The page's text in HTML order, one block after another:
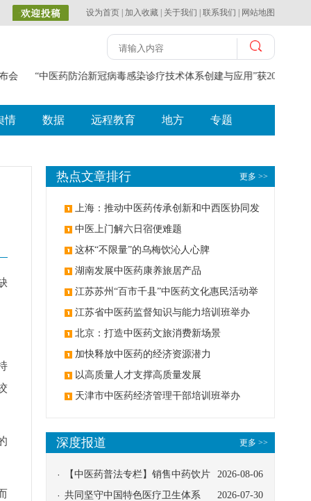
设为首页 加入收藏 关于我们 联系我们 网站地图
会 “中医药防治新冠病毒感染诊疗技术体系创建与应用”获2023年度
情 数据 远程教育 地方 专题
更多 >>
热点文章排行
上海：推动中医药传承创新和中西医协同发
展 中医上门解六日宿便难题
这杯“不限量”的乌梅饮沁人心脾
湖南发展中医药康养旅居产品
江苏苏州“百市千县”中医药文化惠民活动举
办 江苏省中医药监督知识与能力培训班举办
北京：打造中医药文旅消费新场景
加快释放中医药的经济资源潜力
以高质量人才支撑高质量发展
天津市中医药经济管理干部培训班举办
更多 >>
深度报道
2026-08-06
【中医药普法专栏】销售中药饮片
应告知煎服方法及注意事项
2026-07-30
共同坚守中国特色医疗卫生体系